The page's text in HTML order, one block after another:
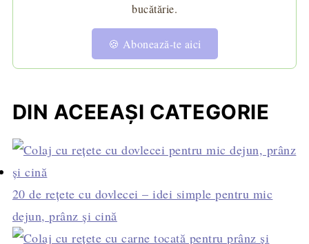
bucătărie.
🍪 Abonează-te aici
DIN ACEEAȘI CATEGORIE
20 de rețete cu dovlecei – idei simple pentru mic
dejun, prânz și cină